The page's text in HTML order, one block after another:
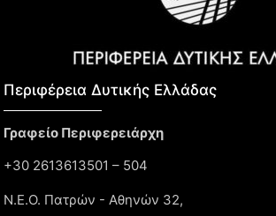
Περιφέρεια Δυτικής Ελλάδας​
Γραφείο Περιφερειάρχη
+30 2613613501 – 504
Ν.Ε.Ο. Πατρών - Αθηνών 32,